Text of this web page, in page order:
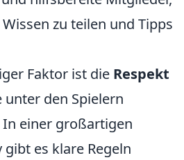
zu teilen und Tipps
Faktor ist die Respekt
unter den Spielern
einer großartigen
es klare Regeln